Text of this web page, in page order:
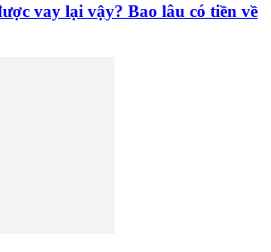
vay lại vậy? Bao lâu có tiền về